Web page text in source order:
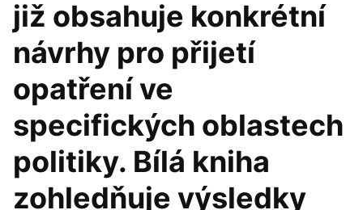
již obsahuje konkrétní
návrhy pro přijetí
opatření ve
specifických oblastech
politiky. Bílá kniha
zohledňuje výsledky